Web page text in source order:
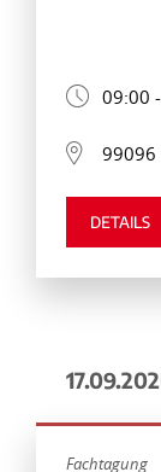
09:00
99096
DETAILS
Fachtagung